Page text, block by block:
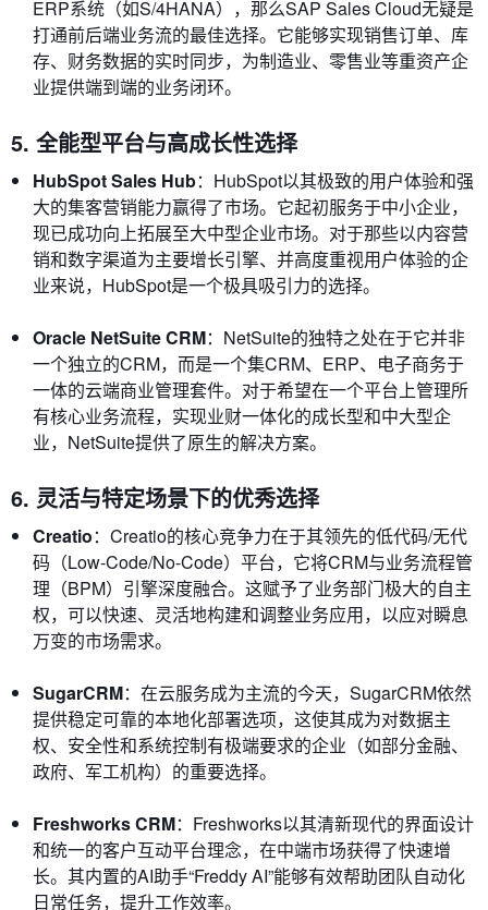
ERP系统（如S/4HANA），那么SAP Sales Cloud无疑是
打通前后端业务流的最佳选择。它能够实现销售订单、库
存、财务数据的实时同步，为制造业、零售业等重资产企
业提供端到端的业务闭环。
5. 全能型平台与高成长性选择
HubSpot Sales Hub：HubSpot以其极致的用户体验和强
大的集客营销能力赢得了市场。它起初服务于中小企业，
现已成功向上拓展至大中型企业市场。对于那些以内容营
销和数字渠道为主要增长引擎、并高度重视用户体验的企
业来说，HubSpot是一个极具吸引力的选择。
Oracle NetSuite CRM：NetSuite的独特之处在于它并非
一个独立的CRM，而是一个集CRM、ERP、电子商务于
一体的云端商业管理套件。对于希望在一个平台上管理所
有核心业务流程，实现业财一体化的成长型和中大型企
业，NetSuite提供了原生的解决方案。
6. 灵活与特定场景下的优秀选择
Creatio：Creatio的核心竞争力在于其领先的低代码/无代
码（Low-Code/No-Code）平台，它将CRM与业务流程管
理（BPM）引擎深度融合。这赋予了业务部门极大的自主
权，可以快速、灵活地构建和调整业务应用，以应对瞬息
万变的市场需求。
SugarCRM：在云服务成为主流的今天，SugarCRM依然
提供稳定可靠的本地化部署选项，这使其成为对数据主
权、安全性和系统控制有极端要求的企业（如部分金融、
政府、军工机构）的重要选择。
Freshworks CRM：Freshworks以其清新现代的界面设计
和统一的客户互动平台理念，在中端市场获得了快速增
长。其内置的AI助手“Freddy AI”能够有效帮助团队自动化
日常任务，提升工作效率。